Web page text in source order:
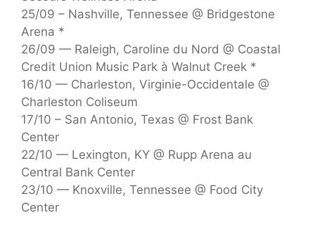
25/09 – Nashville, Tennessee @ Bridgestone
Arena *
26/09 — Raleigh, Caroline du Nord @ Coastal
Credit Union Music Park à Walnut Creek *
16/10 — Charleston, Virginie-Occidentale @
Charleston Coliseum
17/10 – San Antonio, Texas @ Frost Bank
Center
22/10 — Lexington, KY @ Rupp Arena au
Central Bank Center
23/10 — Knoxville, Tennessee @ Food City
Center